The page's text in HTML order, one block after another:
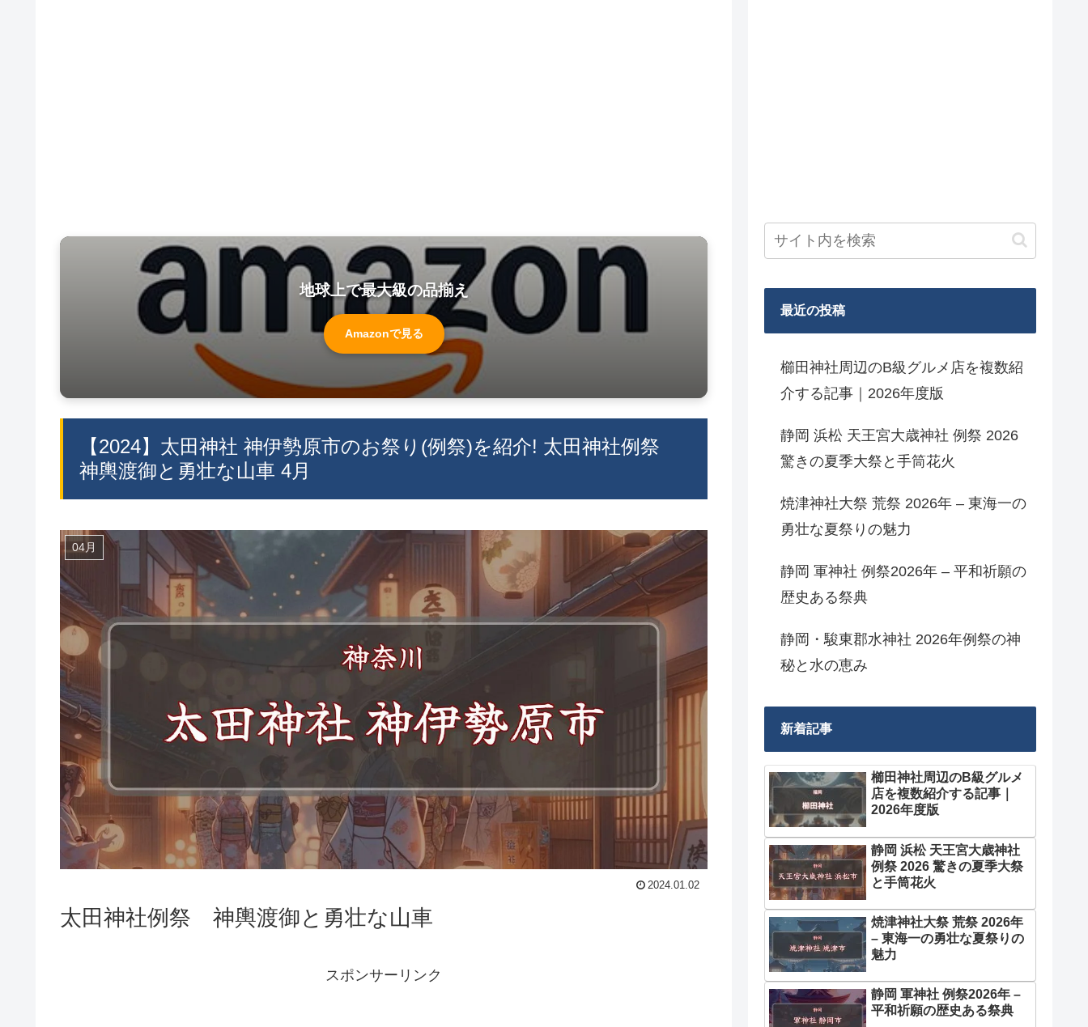
地球上で最大級の品揃え
Amazonで見る
【2024】太田神社 神伊勢原市のお祭り(例祭)を紹介! 太田神社例祭
神輿渡御と勇壮な山車 4月
04月
2024.01.02
太田神社例祭 神輿渡御と勇壮な山車
スポンサーリンク
最近の投稿
櫛田神社周辺のB級グルメ店を複数紹
介する記事｜2026年度版
静岡 浜松 天王宮大歳神社 例祭 2026
驚きの夏季大祭と手筒花火
焼津神社大祭 荒祭 2026年 – 東海一の
勇壮な夏祭りの魅力
静岡 軍神社 例祭2026年 – 平和祈願の
歴史ある祭典
静岡・駿東郡水神社 2026年例祭の神
秘と水の恵み
新着記事
櫛田神社周辺のB級グルメ
店を複数紹介する記事｜
2026年度版
静岡 浜松 天王宮大歳神社
例祭 2026 驚きの夏季大祭
と手筒花火
焼津神社大祭 荒祭 2026年
– 東海一の勇壮な夏祭りの
魅力
静岡 軍神社 例祭2026年 –
平和祈願の歴史ある祭典